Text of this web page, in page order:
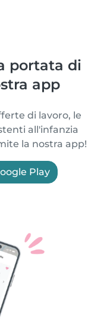
portata di
app
di lavoro, le
all'infanzia
la nostra app!
Play